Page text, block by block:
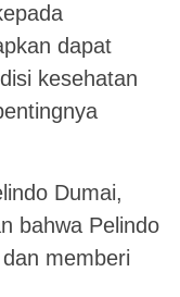
dapat
kesehatan
Dumai,
bahwa Pelindo
memberi